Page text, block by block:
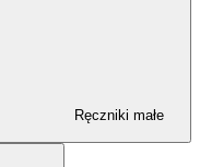
Ręczniki małe